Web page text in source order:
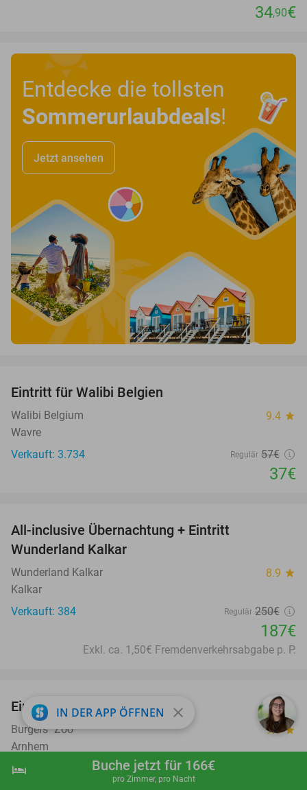
shopping_cart Jetzt buchen
hotel Buche jetzt für 166€
pro Zimmer, pro Nacht
34,90€
Entdecke die tollsten
Sommerurlaubdeals!
Jetzt ansehen
Eintritt für Walibi Belgien
Walibi Belgium 9.4 star
Wavre
Verkauft: 3.734
Regulär 57€
37€
All-inclusive Übernachtung + Eintritt
Wunderland Kalkar
Wunderland Kalkar 8.9 star
Kalkar
Verkauft: 384
Regulär 250€
187€
Exkl. ca. 1,50€ Fremdenverkehrsabgabe p. P.
18%
Eintritt in den Burgers' Zoo
Burgers´ Zoo 9.6star
Arnhem
Verkauft: 18.409
IN DER APP ÖFFNEN close